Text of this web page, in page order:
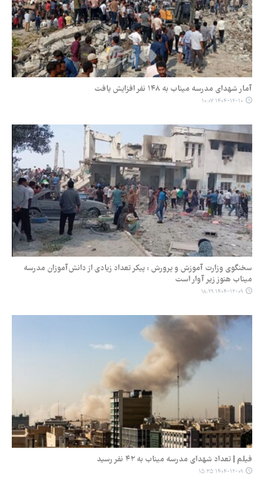
آمار شهدای مدرسه میناب به ۱۴۸ نفر افزایش یافت
۱۴۰۴-۱۲-۱۰ ۱۰:۰۷
سخنگوی وزارت آموزش و پرورش : پیکر تعداد زیادی از دانش‌آموزان مدرسه
میناب هنوز زیر آوار است
۱۴۰۴-۱۲-۰۹ ۱۸:۲۹
فیلم | تعداد شهدای مدرسه میناب به ۴۲ نفر رسید
۱۴۰۴-۱۲-۰۹ ۱۵:۳۵